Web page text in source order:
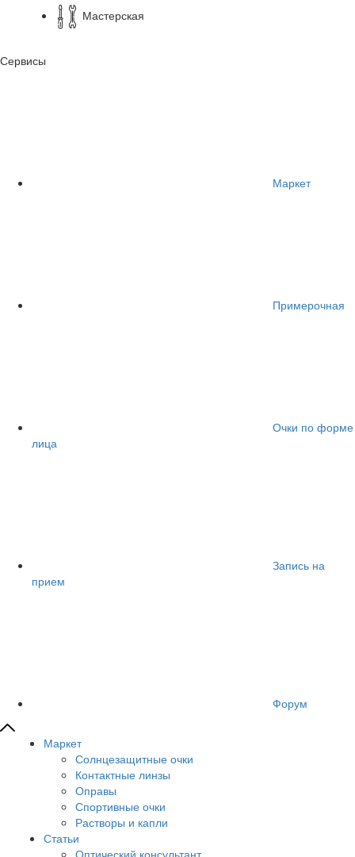
Мастерская
Сервисы
Маркет
Примерочная
Очки по форме
лица
Запись на
прием
Форум
Маркет
Солнцезащитные очки
Контактные линзы
Оправы
Спортивные очки
Растворы и капли
Статьи